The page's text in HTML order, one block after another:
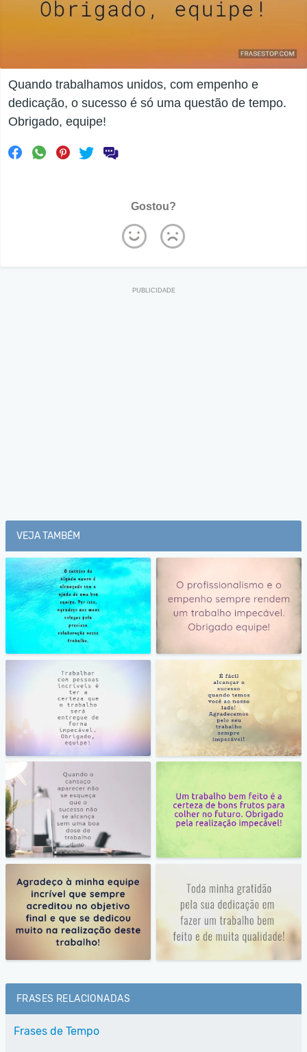
Quando trabalhamos unidos, com empenho e
dedicação, o sucesso é só uma questão de tempo.
Obrigado, equipe!
Gostou?
VEJA TAMBÉM
FRASES RELACIONADAS
Frases de Tempo